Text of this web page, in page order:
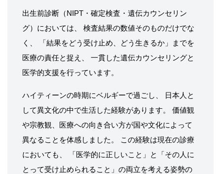
出生前診断（NIPT・確定検査・遺伝カウンセリン
グ）においては、 検査結果の数値そのものだけでな
く、 「結果をどう受け止め、どう生きるか」までを
医療の責任と捉え、 一貫した遺伝カウンセリングと
医学的支援を行っています。
ハイティーンの時期にベルギーで過ごし、 日本人と
して異文化の中で生活した経験があります。 価値観
や宗教観、医療への向き合い方が国や文化によって
異なることを体感しました。 この経験は現在の診療
においても、 「医学的に正しいこと」と「その人に
とって受け止められること」の両立を考える姿勢の